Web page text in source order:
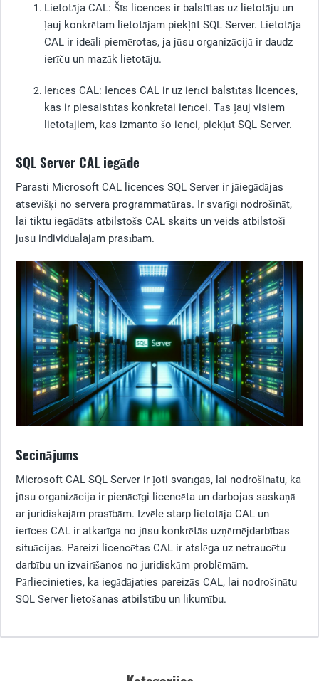
Lietotāja CAL: Šīs licences ir balstītas uz lietotāju un
ļauj konkrētam lietotājam piekļūt SQL Server. Lietotāja
CAL ir ideāli piemērotas, ja jūsu organizācijā ir daudz
ierīču un mazāk lietotāju.
Ierīces CAL: Ierīces CAL ir uz ierīci balstītas licences,
kas ir piesaistītas konkrētai ierīcei. Tās ļauj visiem
lietotājiem, kas izmanto šo ierīci, piekļūt SQL Server.
SQL Server CAL iegāde
Parasti Microsoft CAL licences SQL Server ir jāiegādājas
atsevišķi no servera programmatūras. Ir svarīgi nodrošināt,
lai tiktu iegādāts atbilstošs CAL skaits un veids atbilstoši
jūsu individuālajām prasībām.
Secinājums
Microsoft CAL SQL Server ir ļoti svarīgas, lai nodrošinātu, ka
jūsu organizācija ir pienācīgi licencēta un darbojas saskaņā
ar juridiskajām prasībām. Izvēle starp lietotāja CAL un
ierīces CAL ir atkarīga no jūsu konkrētās uzņēmējdarbības
situācijas. Pareizi licencētas CAL ir atslēga uz netraucētu
darbību un izvairīšanos no juridiskām problēmām.
Pārliecinieties, ka iegādājaties pareizās CAL, lai nodrošinātu
SQL Server lietošanas atbilstību un likumību.